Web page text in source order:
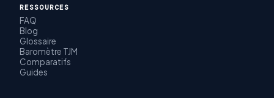
RESSOURCES
FAQ
Blog
Glossaire
Baromètre TJM
Comparatifs
Guides